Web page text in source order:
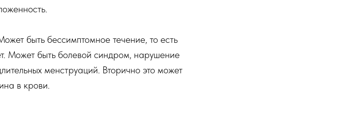
быть бессимптомное течение, то есть
Может быть болевой синдром, нарушение
менструаций. Вторично это может
в крови.